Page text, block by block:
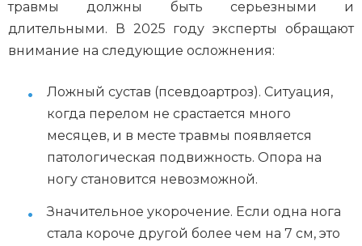
травмы должны быть серьезными и
длительными. В 2025 году эксперты обращают
внимание на следующие осложнения:
Ложный сустав (псевдоартроз). Ситуация,
когда перелом не срастается много
месяцев, и в месте травмы появляется
патологическая подвижность. Опора на
ногу становится невозможной.
Значительное укорочение. Если одна нога
стала короче другой более чем на 7 см, это